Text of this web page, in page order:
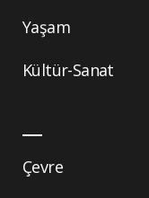
Yaşam
Kültür-Sanat
Çevre